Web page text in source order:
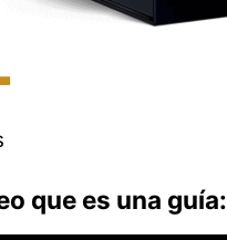
que es una guía: